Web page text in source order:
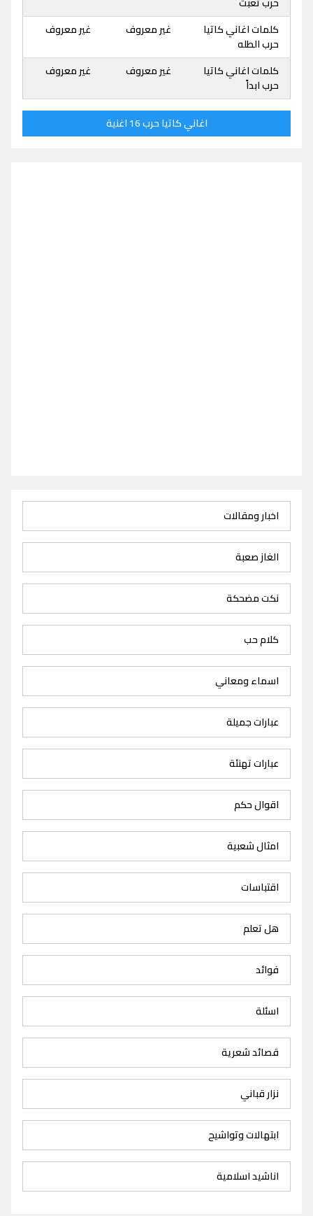
كلمات اغاني كاتيا
حرب الطله
غير معروف غير معروف
كلمات اغاني كاتيا
حرب ابداً
غير معروف غير معروف
اغاني كاتيا حرب 16 اغنية
اخبار ومقالات
الغاز صعبة
نكت مضحكة
كلام حب
اسماء ومعاني
عبارات جميلة
عبارات تهنئة
اقوال حكم
امثال شعبية
اقتباسات
هل تعلم
فوائد
اسئلة
قصائد شعرية
نزار قباني
ابتهالات وتواشيح
اناشيد اسلامية